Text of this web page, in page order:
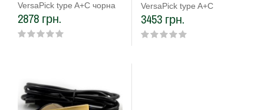
VersaPick type A+C чорна
матова (060.29Z.00045)
2878 грн.
VersaPick type A+C
зістарена бронза
(060.29Z.00047)
3453 грн.